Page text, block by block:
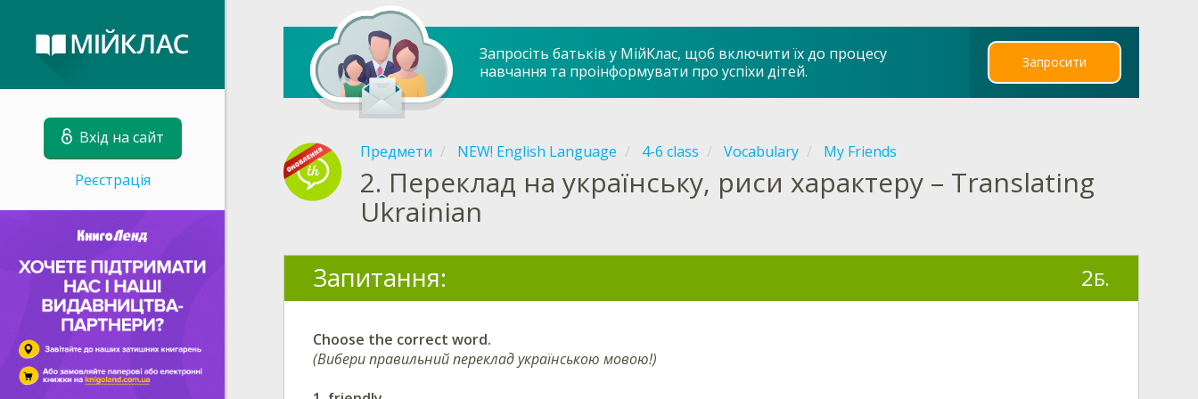
Вхід на сайт
Реєстрація
Запросіть батьків у МійКлас, щоб включити їх до процесу
навчання та проінформувати про успіхи дітей.
Запросити
Предмети NEW! English Language 4-6 class Vocabulary My Friends
2. Переклад на українську, риси характеру – Translating
Ukrainian
Запитання: 2Б.
Choose the correct word.
(Вибери правильний переклад українською мовою!)